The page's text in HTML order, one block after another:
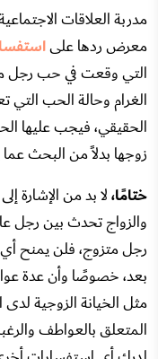
مدربة العلاقات
معرض ردها على
التي وقعت في حب رجل
الغرام وحالة الحب
الحقيقي، فيجب عليها
زوجها بدلاً من البحث
ختامًا،لا بد من الإشارة
والزواج تحدث بين رجل
رجل متزوج، فلن يمنح أي
بعد، خصوصًا وأن عدة
مثل الخيانة الزوجية
المتعلق بالعواطف